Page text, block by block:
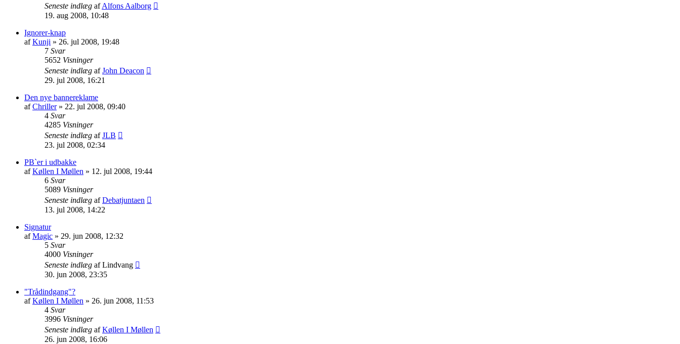
Seneste indlæg afAlfons Aalborg
19. aug 2008, 10:48
Ignorer-knap
afKunji » 26. jul 2008, 19:48
7 Svar
5652 Visninger
Seneste indlæg afJohn Deacon
29. jul 2008, 16:21
Den nye bannereklame
afChriller» 22. jul 2008, 09:40
4 Svar
4285 Visninger
Seneste indlæg afJLB
23. jul 2008, 02:34
PB`er i udbakke
afKøllen I Møllen » 12. jul 2008, 19:44
6 Svar
5089 Visninger
Seneste indlæg afDebatjuntaen
13. jul 2008, 14:22
Signatur
afMagic » 29. jun 2008, 12:32
5 Svar
4000 Visninger
Seneste indlæg afLindvang
30. jun 2008, 23:35
"Trådindgang"?
afKøllen I Møllen » 26. jun 2008, 11:53
4 Svar
3996 Visninger
Seneste indlæg afKøllen I Møllen
26. jun 2008, 16:06